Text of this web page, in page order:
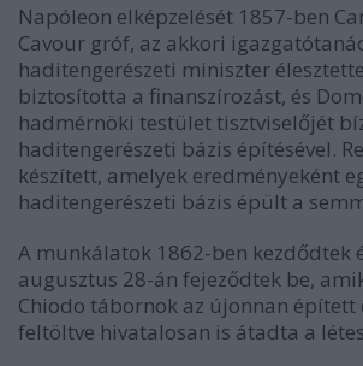
Napóleon elképzelését 1857-ben
Cavour gróf, az akkori
haditengerészeti miniszter
biztosította a finanszírozást, és
hadmérnöki testület tisztviselőjét
haditengerészeti bázis építésével.
készített, amelyek eredményeként
haditengerészeti bázis épült a
A munkálatok 1862-ben kezdődtek
augusztus 28-án fejeződtek be,
Chiodo tábornok az újonnan épített
feltöltve hivatalosan is átadta a